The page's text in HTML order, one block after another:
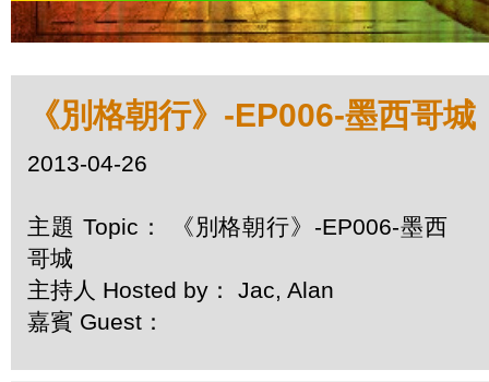
《別格朝行》-EP006-墨西哥城
2013-04-26
主題 Topic： 《別格朝行》-EP006-墨西
哥城
主持人 Hosted by： Jac, Alan
嘉賓 Guest：